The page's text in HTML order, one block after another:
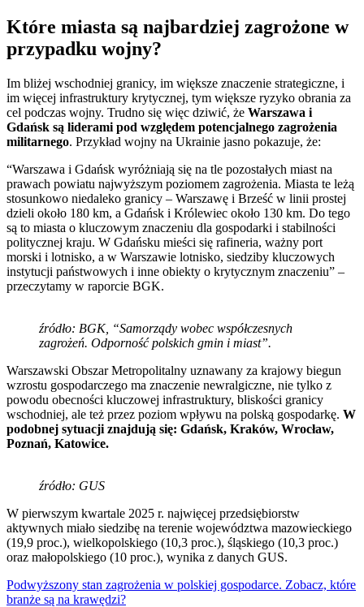
Które miasta są najbardziej zagrożone w
przypadku wojny?
Im bliżej wschodniej granicy, im większe znaczenie strategiczne, i
im więcej infrastruktury krytycznej, tym większe ryzyko obrania za
cel podczas wojny. Trudno się więc dziwić, że Warszawa i
Gdańsk są liderami pod względem potencjalnego zagrożenia
militarnego. Przykład wojny na Ukrainie jasno pokazuje, że:
“Warszawa i Gdańsk wyróżniają się na tle pozostałych miast na
prawach powiatu najwyższym poziomem zagrożenia. Miasta te leżą
stosunkowo niedaleko granicy – Warszawę i Brześć w linii prostej
dzieli około 180 km, a Gdańsk i Królewiec około 130 km. Do tego
są to miasta o kluczowym znaczeniu dla gospodarki i stabilności
politycznej kraju. W Gdańsku mieści się rafineria, ważny port
morski i lotnisko, a w Warszawie lotnisko, siedziby kluczowych
instytucji państwowych i inne obiekty o krytycznym znaczeniu” –
przeczytamy w raporcie BGK.
źródło: BGK, “Samorządy wobec współczesnych
zagrożeń. Odporność polskich gmin i miast”.
Warszawski Obszar Metropolitalny uznawany za krajowy biegun
wzrostu gospodarczego ma znaczenie newralgiczne, nie tylko z
powodu obecności kluczowej infrastruktury, bliskości granicy
wschodniej, ale też przez poziom wpływu na polską gospodarkę. W
podobnej sytuacji znajdują się: Gdańsk, Kraków, Wrocław,
Poznań, Katowice.
źródło: GUS
W pierwszym kwartale 2025 r. najwięcej przedsiębiorstw
aktywnych miało siedzibę na terenie województwa mazowieckiego
(19,9 proc.), wielkopolskiego (10,3 proc.), śląskiego (10,3 proc.)
oraz małopolskiego (10 proc.), wynika z danych GUS.
Podwyższony stan zagrożenia w polskiej gospodarce. Zobacz, które
branże są na krawędzi?